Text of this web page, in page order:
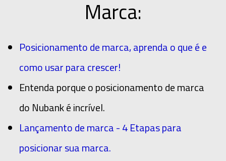
Marca:
Posicionamento de marca, aprenda o que é e
como usar para crescer!
Entenda porque o posicionamento de marca
do Nubank é incrível.
Lançamento de marca - 4 Etapas para
posicionar sua marca.